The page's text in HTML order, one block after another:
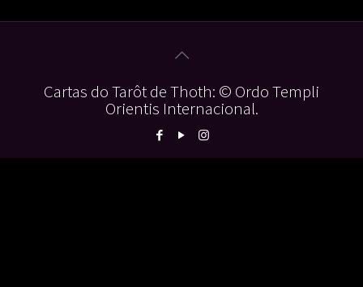
Cartas do Tarôt de Thoth: © Ordo Templi
Orientis Internacional.